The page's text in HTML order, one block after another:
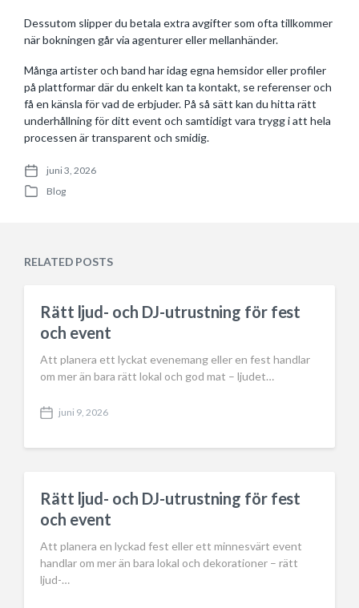
Dessutom slipper du betala extra avgifter som ofta tillkommer
när bokningen går via agenturer eller mellanhänder.
Många artister och band har idag egna hemsidor eller profiler
på plattformar där du enkelt kan ta kontakt, se referenser och
få en känsla för vad de erbjuder. På så sätt kan du hitta rätt
underhållning för ditt event och samtidigt vara trygg i att hela
processen är transparent och smidig.
P
t
juni 3, 2026
P
d
Blog
RELATED POSTS
Rätt ljud- och DJ-utrustning för fest
och event
Att planera ett lyckat evenemang eller en fest handlar
om mer än bara rätt lokal och god mat – ljudet…
P
s
a
t
e
juni 9, 2026
Rätt ljud- och DJ-utrustning för fest
och event
Att planera en lyckad fest eller ett minnesvärt event
handlar om mer än bara lokal och dekorationer – rätt
ljud-…